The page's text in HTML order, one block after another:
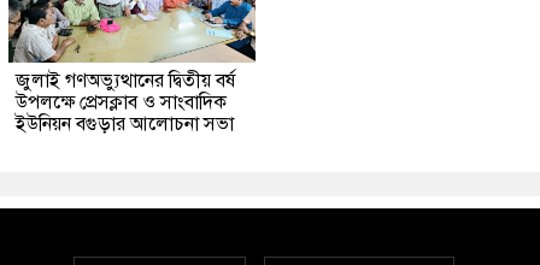
জুলাই গণঅভ্যুত্থানের দ্বিতীয় বর্ষ
উপলক্ষে প্রেসক্লাব ও সাংবাদিক
ইউনিয়ন বগুড়ার আলোচনা সভা